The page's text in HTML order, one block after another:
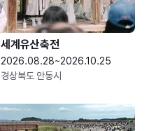
세계유산축전
2026.08.28~2026.10.25
경상북도 안동시